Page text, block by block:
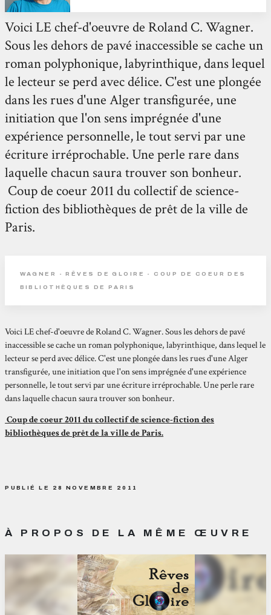
Voici LE chef-d'oeuvre de Roland C. Wagner.
Sous les dehors de pavé inaccessible se cache un
roman polyphonique, labyrinthique, dans lequel
le lecteur se perd avec délice. C'est une plongée
dans les rues d'une Alger transfigurée, une
initiation que l'on sens imprégnée d'une
expérience personnelle, le tout servi par une
écriture irréprochable. Une perle rare dans
laquelle chacun saura trouver son bonheur.
Coup de coeur 2011 du collectif de science-
fiction des bibliothèques de prêt de la ville de
Paris.
WAGNER - RÊVES DE GLOIRE - COUP DE COEUR DES
BIBLIOTHÈQUES DE PARIS
Voici LE chef-d'oeuvre de Roland C. Wagner. Sous les dehors de pavé
inaccessible se cache un roman polyphonique, labyrinthique, dans lequel le
lecteur se perd avec délice. C'est une plongée dans les rues d'une Alger
transfigurée, une initiation que l'on sens imprégnée d'une expérience
personnelle, le tout servi par une écriture irréprochable. Une perle rare
dans laquelle chacun saura trouver son bonheur.
Coup de coeur 2011 du collectif de science-fiction des
bibliothèques de prêt de la ville de Paris.
PUBLIÉ LE 28 NOVEMBRE 2011
À PROPOS DE LA MÊME ŒUVRE